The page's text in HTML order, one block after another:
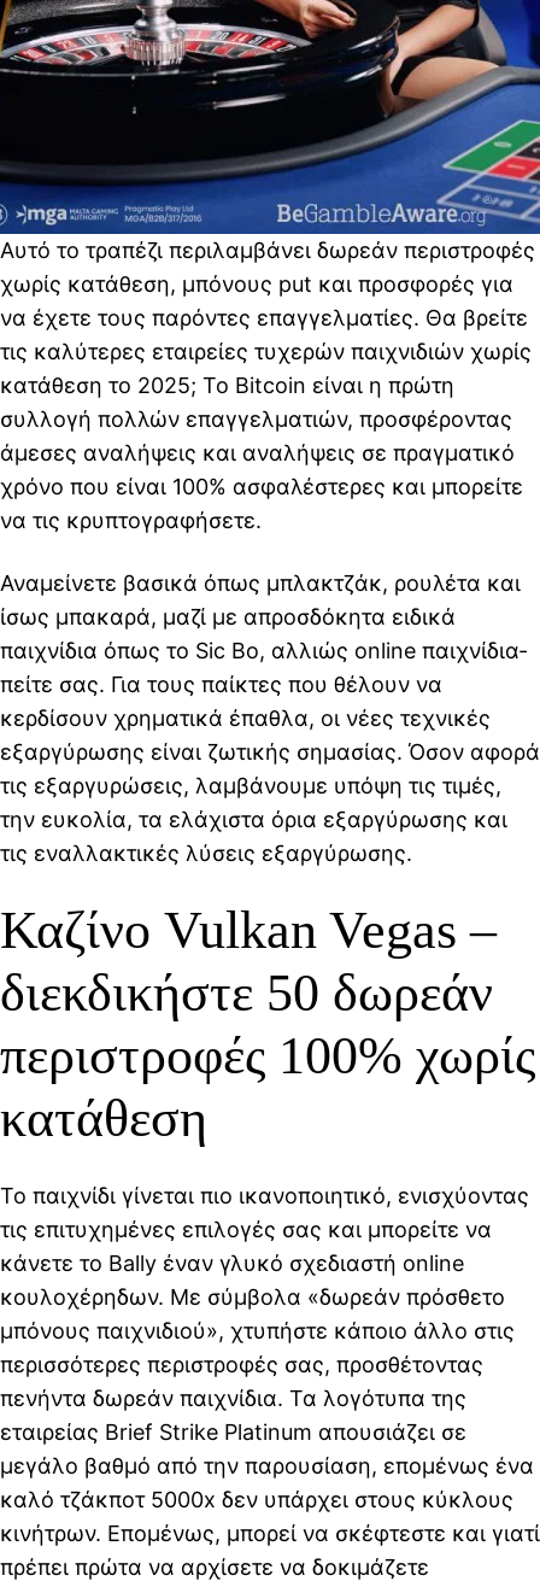
Αυτό το τραπέζι περιλαμβάνει δωρεάν περιστροφές
χωρίς κατάθεση, μπόνους put και προσφορές για
να έχετε τους παρόντες επαγγελματίες. Θα βρείτε
τις καλύτερες εταιρείες τυχερών παιχνιδιών χωρίς
κατάθεση το 2025; Το Bitcoin είναι η πρώτη
συλλογή πολλών επαγγελματιών, προσφέροντας
άμεσες αναλήψεις και αναλήψεις σε πραγματικό
χρόνο που είναι 100% ασφαλέστερες και μπορείτε
να τις κρυπτογραφήσετε.
Αναμείνετε βασικά όπως μπλακτζάκ, ρουλέτα και
ίσως μπακαρά, μαζί με απροσδόκητα ειδικά
παιχνίδια όπως το Sic Bo, αλλιώς online παιχνίδια-
πείτε σας. Για τους παίκτες που θέλουν να
κερδίσουν χρηματικά έπαθλα, οι νέες τεχνικές
εξαργύρωσης είναι ζωτικής σημασίας. Όσον αφορά
τις εξαργυρώσεις, λαμβάνουμε υπόψη τις τιμές,
την ευκολία, τα ελάχιστα όρια εξαργύρωσης και
τις εναλλακτικές λύσεις εξαργύρωσης.
Καζίνο Vulkan Vegas –
διεκδικήστε 50 δωρεάν
περιστροφές 100% χωρίς
κατάθεση
Το παιχνίδι γίνεται πιο ικανοποιητικό, ενισχύοντας
τις επιτυχημένες επιλογές σας και μπορείτε να
κάνετε το Bally έναν γλυκό σχεδιαστή online
κουλοχέρηδων. Με σύμβολα «δωρεάν πρόσθετο
μπόνους παιχνιδιού», χτυπήστε κάποιο άλλο στις
περισσότερες περιστροφές σας, προσθέτοντας
πενήντα δωρεάν παιχνίδια. Τα λογότυπα της
εταιρείας Brief Strike Platinum απουσιάζει σε
μεγάλο βαθμό από την παρουσίαση, επομένως ένα
καλό τζάκποτ 5000x δεν υπάρχει στους κύκλους
κινήτρων. Επομένως, μπορεί να σκέφτεστε και γιατί
πρέπει πρώτα να αρχίσετε να δοκιμάζετε